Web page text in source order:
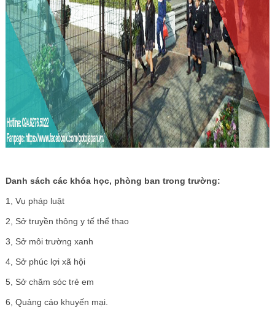
Danh sách các khóa học, phòng ban trong trường:
1, Vụ pháp luật
2, Sở truyền thông y tế thể thao
3, Sở môi trường xanh
4, Sở phúc lợi xã hội
5, Sở chăm sóc trẻ em
6, Quảng cáo khuyến mại.